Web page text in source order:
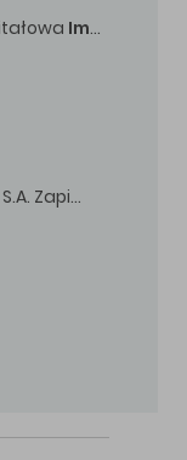
Immobile
Trwa skup akcji Spółki BIOMAXIMA S.A. Zapisy do 4 sierpnia 2026 r. do godz. 16.00.